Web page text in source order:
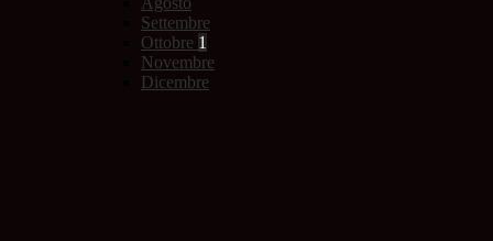
Settembre
Ottobre 1
Novembre
Dicembre